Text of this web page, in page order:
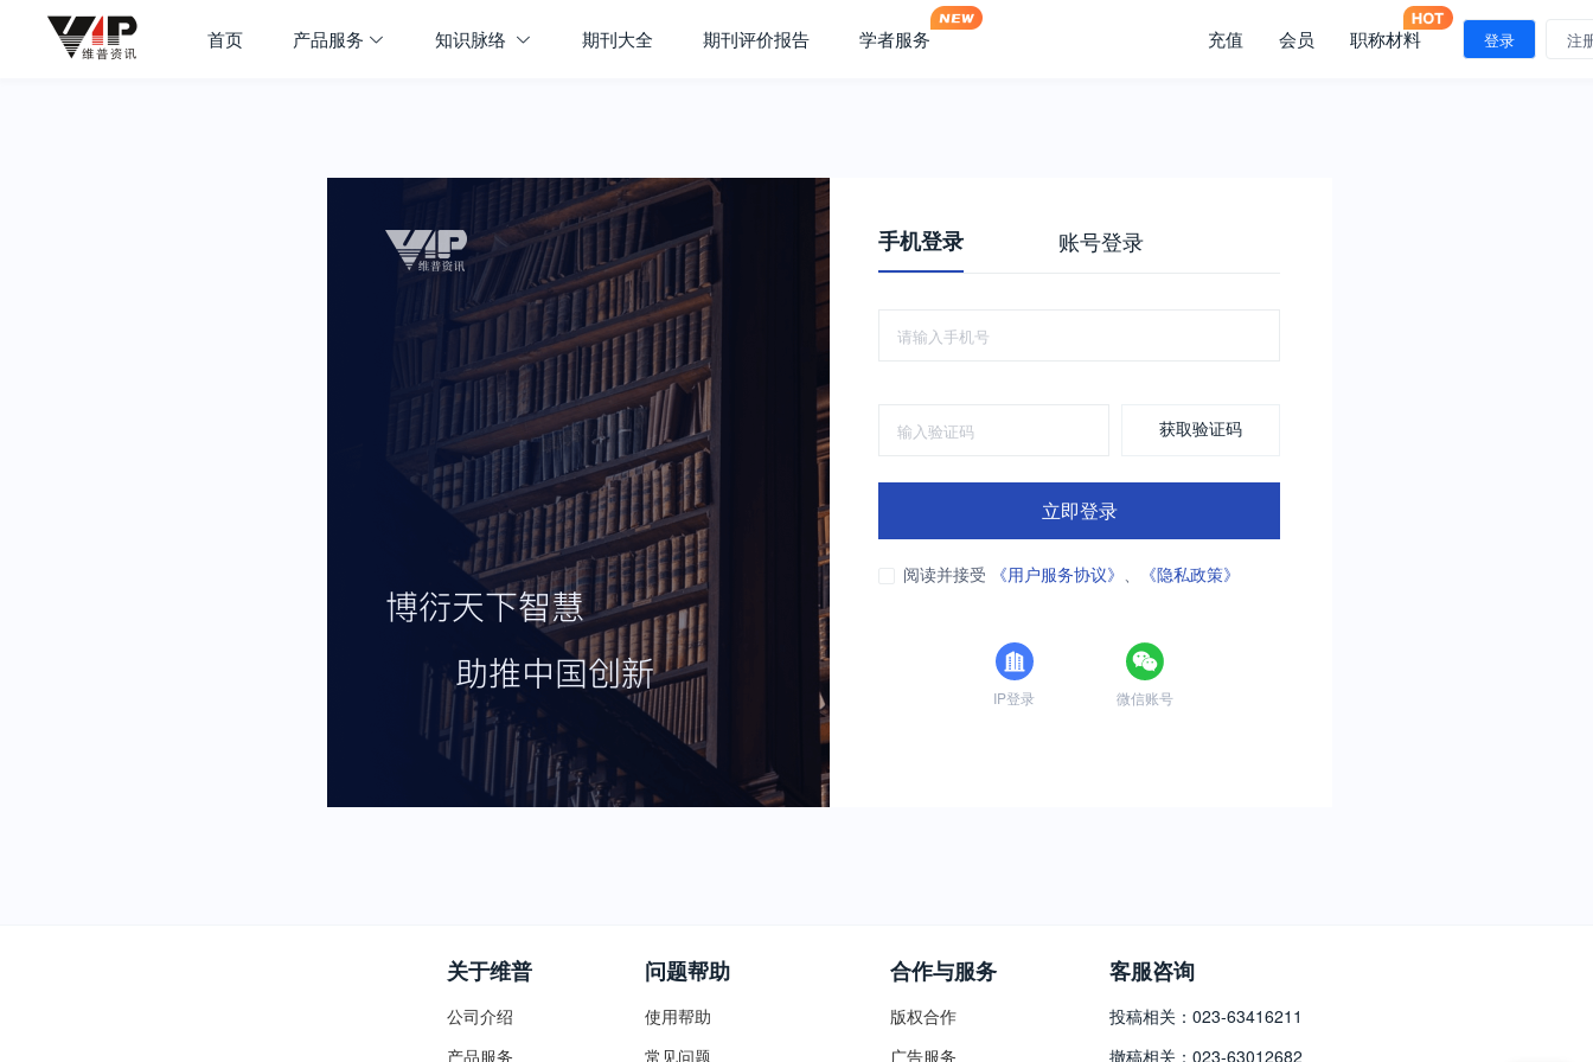
首页 产品服务 知识脉络 期刊大全 期刊评价报告 学者服务 充值 会员 职称材料 登录 注
手机登录 账号登录
获取验证码
立即登录
阅读并接受 《用户服务协议》 、 《隐私政策》
IP登录 微信账号
关于维普
公司介绍
产品服务
问题帮助
使用帮助
常见问题
合作与服务
版权合作
广告服务
客服咨询
投稿相关：023-63416211
撤稿相关：023-63012682